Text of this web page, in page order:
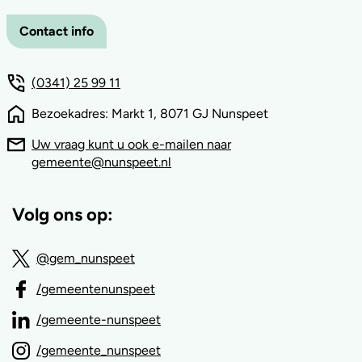
Contact info
(0341) 25 99 11
Bezoekadres: Markt 1, 8071 GJ Nunspeet
Uw vraag kunt u ook e-mailen naar
gemeente@nunspeet.nl
Volg ons op:
@gem_nunspeet
/gemeentenunspeet
/gemeente-nunspeet
/gemeente_nunspeet